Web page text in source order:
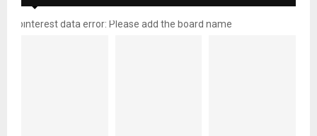
pinterest data error: Please add the board name